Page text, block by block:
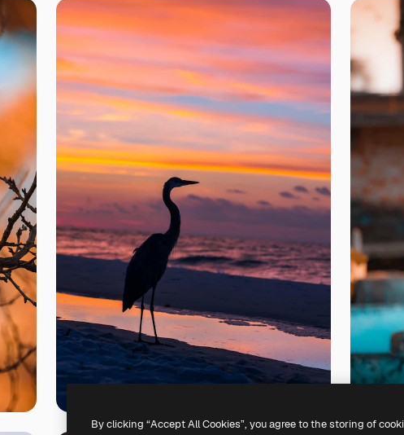
By clicking “Accept All Cookies”, you agree to the storing of